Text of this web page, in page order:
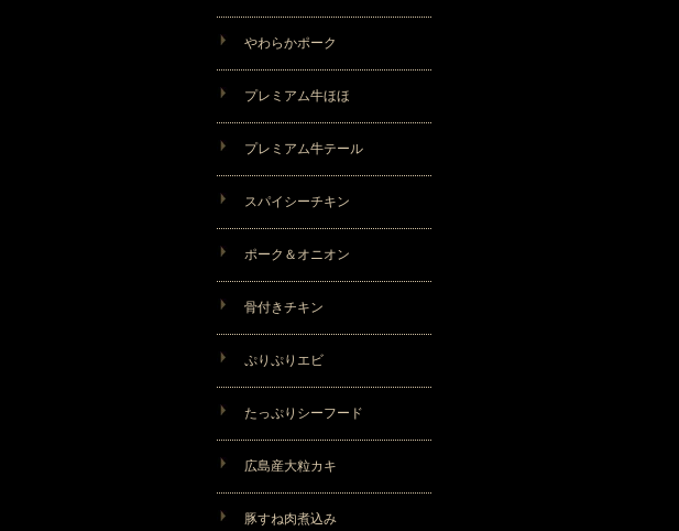
やわらかポーク
プレミアム牛ほほ
プレミアム牛テール
スパイシーチキン
ポーク＆オニオン
骨付きチキン
ぷりぷりエビ
たっぷりシーフード
広島産大粒カキ
豚すね肉煮込み